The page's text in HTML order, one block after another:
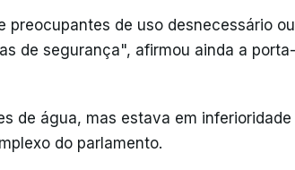
preocupantes de uso desnecessário ou
de segurança", afirmou ainda a porta-
de água, mas estava em inferioridade
do parlamento.